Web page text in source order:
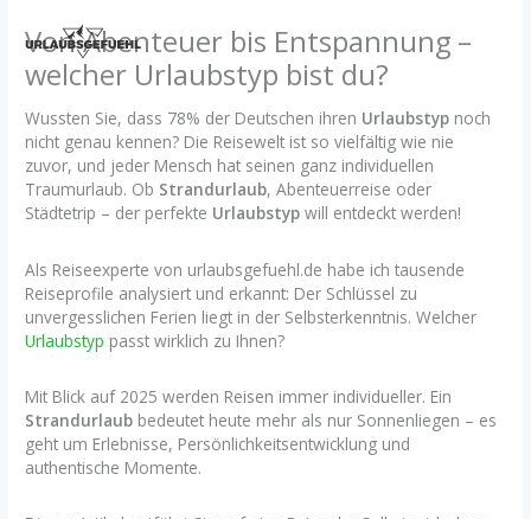
Inhalt
springen
Von Abenteuer bis Entspannung –
welcher Urlaubstyp bist du?
Wussten Sie, dass 78% der Deutschen ihren Urlaubstyp noch
nicht genau kennen? Die Reisewelt ist so vielfältig wie nie
zuvor, und jeder Mensch hat seinen ganz individuellen
Traumurlaub. Ob Strandurlaub, Abenteuerreise oder
Städtetrip – der perfekte Urlaubstyp will entdeckt werden!
Als Reiseexperte von urlaubsgefuehl.de habe ich tausende
Reiseprofile analysiert und erkannt: Der Schlüssel zu
unvergesslichen Ferien liegt in der Selbsterkenntnis. Welcher
Urlaubstyp passt wirklich zu Ihnen?
Mit Blick auf 2025 werden Reisen immer individueller. Ein
Strandurlaub bedeutet heute mehr als nur Sonnenliegen – es
geht um Erlebnisse, Persönlichkeitsentwicklung und
authentische Momente.